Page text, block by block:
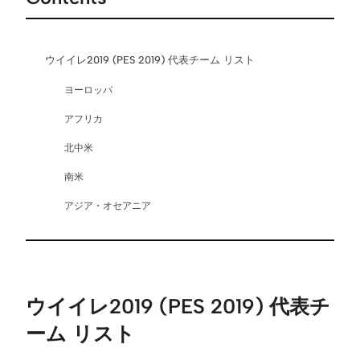
ウイイレ2019 (PES 2019) 代表チーム リスト
ヨーロッパ
アフリカ
北中米
南米
アジア・オセアニア
ウイイレ2019 (PES 2019) 代表チ
ーム リスト